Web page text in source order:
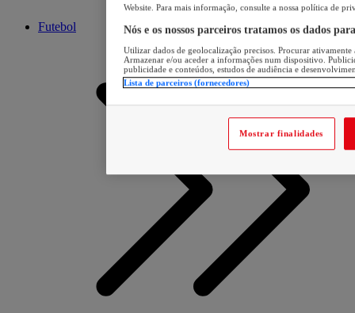
Futebol
Website. Para mais informação, consulte a nossa política de
Nós e os nossos parceiros tratamos os dados
Utilizar dados de geolocalização precisos. Procurar
Armazenar e/ou aceder a informações num dispositivo.
publicidade e conteúdos, estudos de audiência e
Lista de parceiros (fornecedores)
Mostrar finalidades